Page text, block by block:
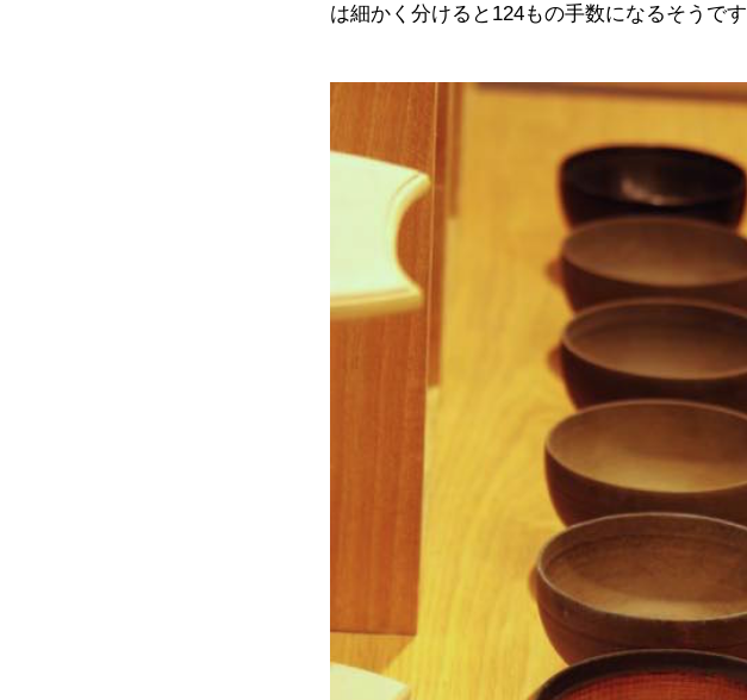
は細かく分けると124もの手数になるそうです